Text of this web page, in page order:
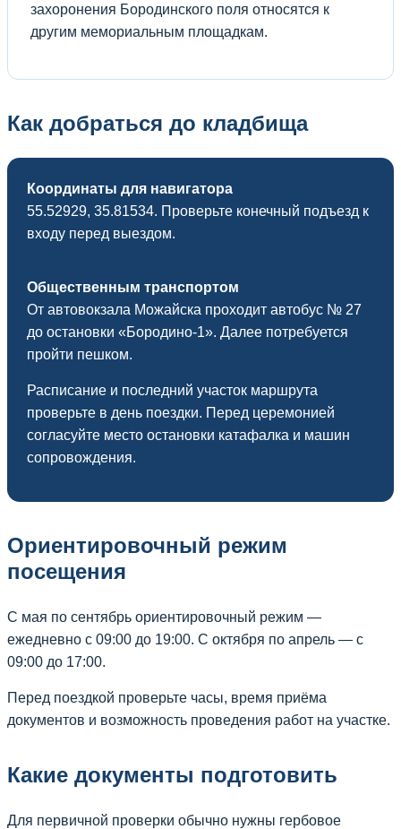
захоронения Бородинского поля относятся к
другим мемориальным площадкам.
Как добраться до кладбища
Координаты для навигатора
55.52929, 35.81534. Проверьте конечный подъезд к
входу перед выездом.
Общественным транспортом
От автовокзала Можайска проходит автобус № 27
до остановки «Бородино-1». Далее потребуется
пройти пешком.
Расписание и последний участок маршрута
проверьте в день поездки. Перед церемонией
согласуйте место остановки катафалка и машин
сопровождения.
Ориентировочный режим
посещения
С мая по сентябрь ориентировочный режим —
ежедневно с 09:00 до 19:00. С октября по апрель — с
09:00 до 17:00.
Перед поездкой проверьте часы, время приёма
документов и возможность проведения работ на участке.
Какие документы подготовить
Для первичной проверки обычно нужны гербовое